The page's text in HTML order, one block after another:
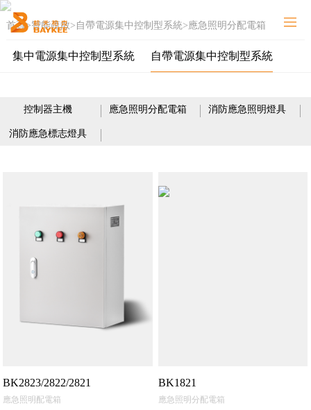
網站首頁
關于我們
新聞中心
首頁>智能疏散> 自帶電源集中控制型系統>應急照明分配電箱
集中電源集中控制型系統 自帶電源集中控制型系統
控制器主機 應急照明分配電箱 消防應急照明燈具
消防應急標志燈具
BK2823/2822/2821
應急照明配電箱
BK1821
應急照明分配電箱